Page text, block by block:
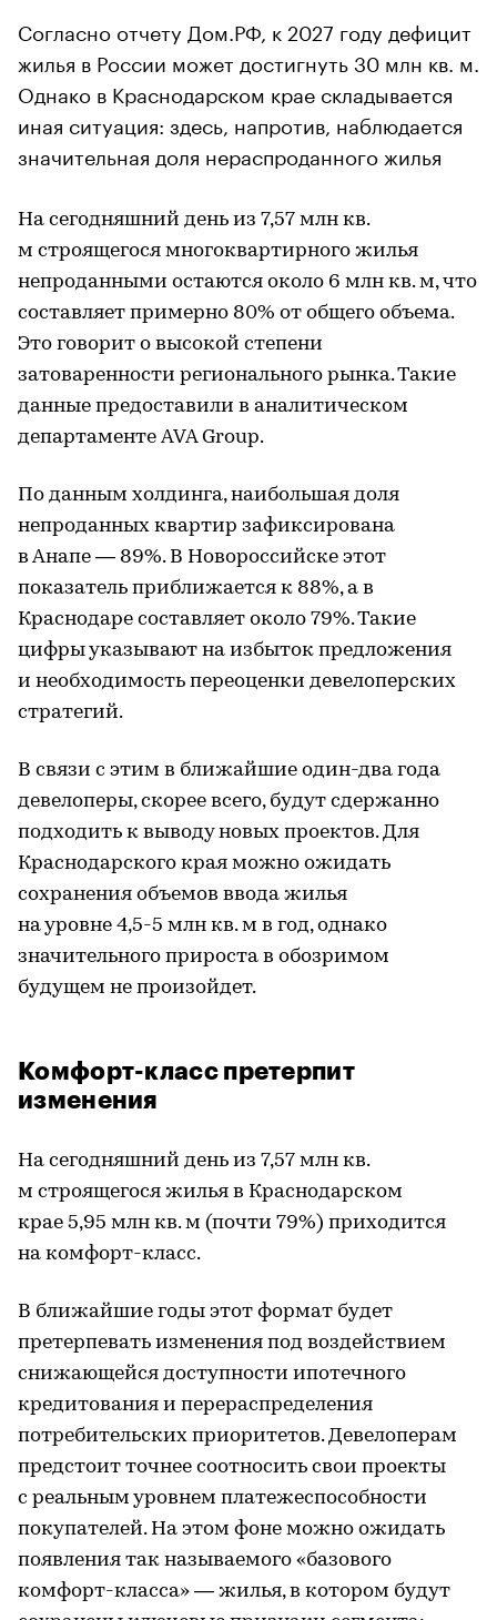
Согласно отчету Дом.РФ, к 2027 году дефицит
жилья в России может достигнуть 30 млн кв. м.
Однако в Краснодарском крае складывается
иная ситуация: здесь, напротив, наблюдается
значительная доля нераспроданного жилья
На сегодняшний день из 7,57 млн кв.
м строящегося многоквартирного жилья
непроданными остаются около 6 млн кв. м, что
составляет примерно 80% от общего объема.
Это говорит о высокой степени
затоваренности регионального рынка. Такие
данные предоставили в аналитическом
департаменте AVA Group.
По данным холдинга, наибольшая доля
непроданных квартир зафиксирована
в Анапе — 89%. В Новороссийске этот
показатель приближается к 88%, а в
Краснодаре составляет около 79%. Такие
цифры указывают на избыток предложения
и необходимость переоценки девелоперских
стратегий.
В связи с этим в ближайшие один-два года
девелоперы, скорее всего, будут сдержанно
подходить к выводу новых проектов. Для
Краснодарского края можно ожидать
сохранения объемов ввода жилья
на уровне 4,5-5 млн кв. м в год, однако
значительного прироста в обозримом
будущем не произойдет.
Комфорт-класс претерпит
изменения
На сегодняшний день из 7,57 млн кв.
м строящегося жилья в Краснодарском
крае 5,95 млн кв. м (почти 79%) приходится
на комфорт-класс.
В ближайшие годы этот формат будет
претерпевать изменения под воздействием
снижающейся доступности ипотечного
кредитования и перераспределения
потребительских приоритетов. Девелоперам
предстоит точнее соотносить свои проекты
с реальным уровнем платежеспособности
покупателей. На этом фоне можно ожидать
появления так называемого «базового
комфорт-класса» — жилья, в котором будут